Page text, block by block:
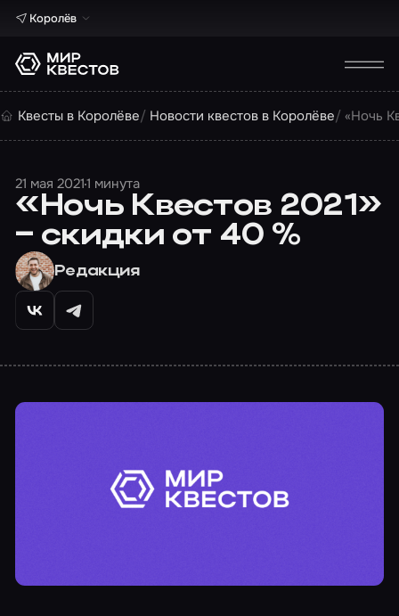
Королёв
Квесты в Королёве Новости квестов в Королёве «Ночь
21 мая 20211 минута
«Ночь Квестов 2021»
– скидки от 40 %
Редакция